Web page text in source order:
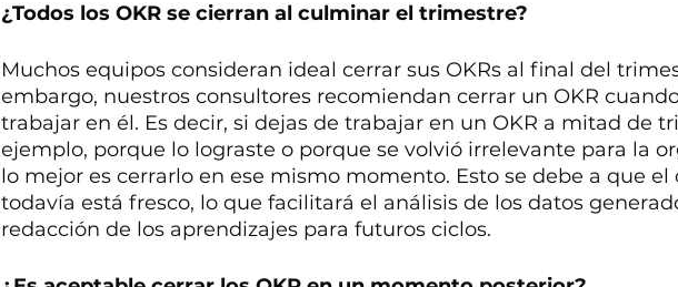
¿Todos los OKR se cierran al culminar el trimestre?
Muchos equipos consideran ideal cerrar sus OKRs al final del
embargo, nuestros consultores recomiendan cerrar un OKR
trabajar en él. Es decir, si dejas de trabajar en un OKR a mitad de
ejemplo, porque lo lograste o porque se volvió irrelevante para la
lo mejor es cerrarlo en ese mismo momento. Esto se debe a que el
todavía está fresco, lo que facilitará el análisis de los datos
redacción de los aprendizajes para futuros ciclos.